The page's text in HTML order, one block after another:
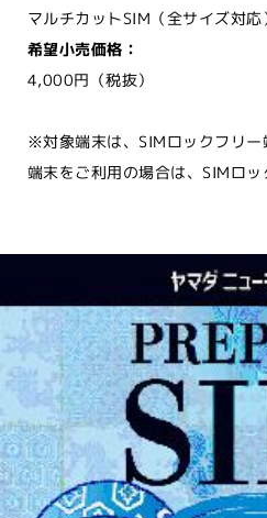
マルチカットSIM（全サイズ対応
希望小売価格：
4,000円（税抜）
※対象端末は、SIMロックフリー
端末をご利用の場合は、SIMロッ